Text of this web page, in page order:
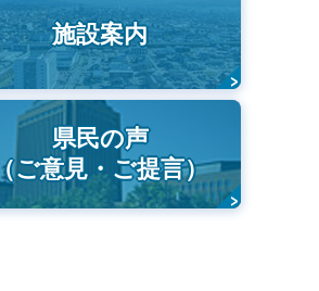
施設案内
県民の声
（ご意見・ご提言）